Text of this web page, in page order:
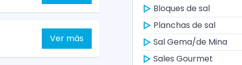
Ver más
Bloques de sal
Planchas de sal
Sal Gema/de Mina
Sales Gourmet